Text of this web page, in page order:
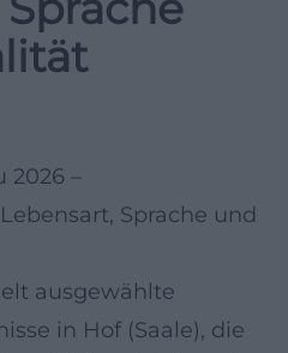
2026 –
Sprache und
ausgewählte
in Hof (Saale), die